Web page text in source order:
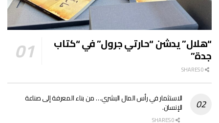
“هلال” يدشن “حارتي جرول” في “كتاب
جدة”
الاستثمار في رأس المال البشري… من بناء المعرفة إلى صناعة
الإنسان.